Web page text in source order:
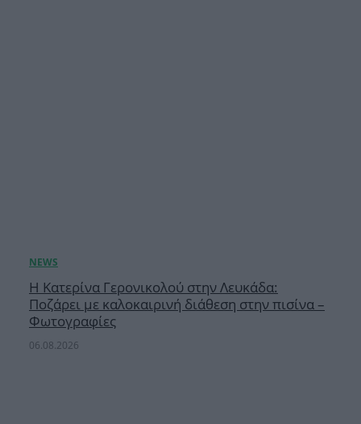
Η Κατερίνα Γερονικολού στην Λευκάδα:
Ποζάρει με καλοκαιρινή διάθεση στην πισίνα –
Φωτογραφίες
06.08.2026